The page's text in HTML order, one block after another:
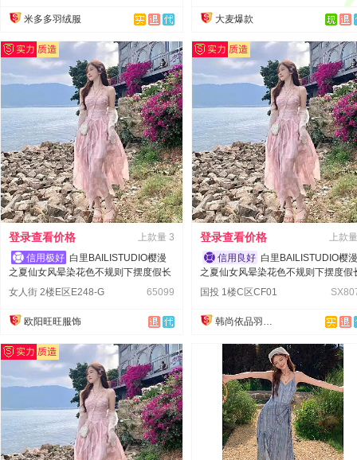
米多多羽绒服 大麦爆款
登录查看价格 上款量 3
白里BAILISTUDIO樱漫
之夏仙女风晕染花色不规则下摆度假长
裙
女人街 2楼E区E248-G 65099
欧阳旺旺服饰
登录查看价格
上款
白里BAILISTUDIO樱漫
之夏仙女风晕染花色不规则下摆度假
裙
国投 1楼C区CF01
韩尚依品羽绒服